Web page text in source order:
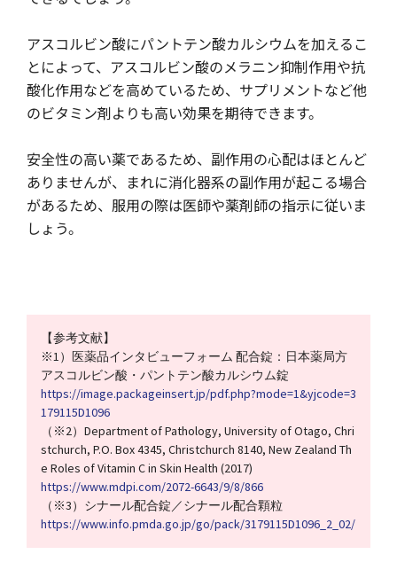
アスコルビン酸にパントテン酸カルシウムを加えるこ
とによって、アスコルビン酸のメラニン抑制作用や抗
酸化作用などを高めているため、サプリメントなど他
のビタミン剤よりも高い効果を期待できます。
安全性の高い薬であるため、副作用の心配はほとんど
ありませんが、まれに消化器系の副作用が起こる場合
があるため、服用の際は医師や薬剤師の指示に従いま
しょう。
【参考文献】
※1）医薬品インタビューフォーム 配合錠：日本薬局方
アスコルビン酸・パントテン酸カルシウム錠
https://image.packageinsert.jp/pdf.php?mode=1&yjcode=3
179115D1096
（※2）Department of Pathology, University of Otago, Chri
stchurch, P.O. Box 4345, Christchurch 8140, New Zealand Th
e Roles of Vitamin C in Skin Health (2017)
https://www.mdpi.com/2072-6643/9/8/866
（※3）シナール配合錠／シナール配合顆粒
https://www.info.pmda.go.jp/go/pack/3179115D1096_2_02/